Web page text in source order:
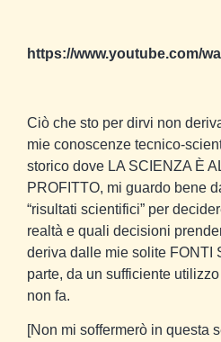
https://www.youtube.com/
Ciò che sto per dirvi non
mie conoscenze tecnico-
storico dove LA SCIENZA È
PROFITTO, mi guardo bene
“risultati scientifici” per
realtà e quali decisioni
deriva dalle mie solite FONTI
parte, da un sufficiente
non fa.
[Non mi soffermerò in questa